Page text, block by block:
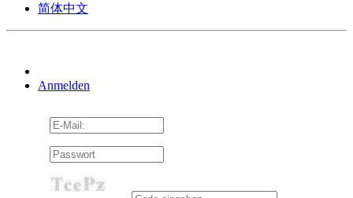
简体中文
Anmelden